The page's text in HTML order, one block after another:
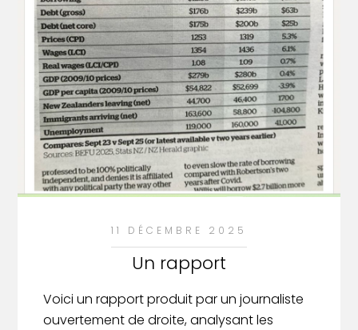
11 DÉCEMBRE 2025
Un rapport
Voici un rapport produit par un journaliste
ouvertement de droite, analysant les